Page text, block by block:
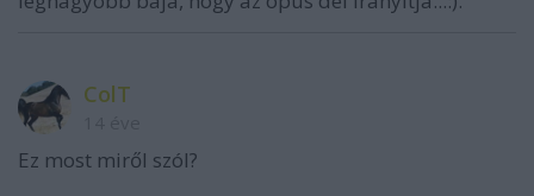
ColT
Ez most miről szól?